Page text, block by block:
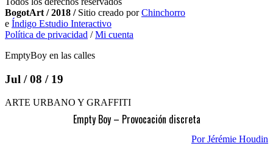
BogotArt / 2018 /Sitio creado porChinchorro
e Índigo Estudio Interactivo
Política de privacidad /Mi cuenta
EmptyBoy en las calles
Jul / 08 / 19
ARTE URBANO Y GRAFFITI
Empty Boy – Provocación discreta
Por Jérémie Houdin